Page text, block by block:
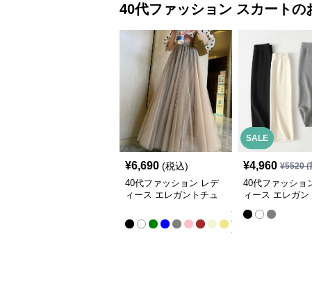
40代ファッション スカートの
¥6,690 (税込)
40代ファッション レデ
ィース エレガントチュ
全
9
色
SALE
¥4,960 ¥5520(
40代ファッショ
ィース エレガン
レッチペンシル